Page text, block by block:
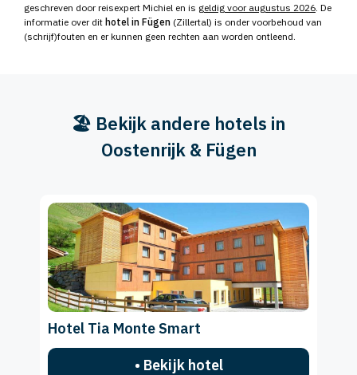
geschreven door reisexpert Michiel en is geldig voor augustus 2026 . De
informatie over dit hotel in Fügen (Zillertal) is onder voorbehoud van
(schrijf)fouten en er kunnen geen rechten aan worden ontleend.
🏖️ Bekijk andere hotels in
Oostenrijk & Fügen
Hotel Tia Monte Smart
• Bekijk hotel